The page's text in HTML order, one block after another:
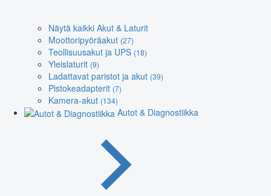
Näytä kaikki Akut & Laturit
Moottoripyöräakut (27)
Teollisuusakut ja UPS (18)
Yleislaturit (9)
Ladattavat paristot ja akut (39)
Pistokeadapterit (7)
Kamera-akut (134)
Autot & Diagnostiikka